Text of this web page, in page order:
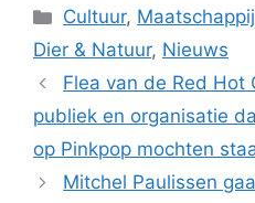
Categorieën
Cultuur,
Dier & Natuur, Nieuws
Flea van de Red Hot
publiek en organisatie
op Pinkpop mochten
Mitchel Paulissen